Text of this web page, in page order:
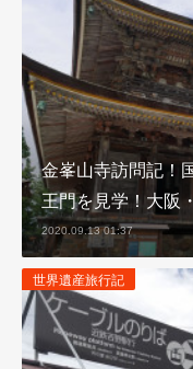
金峯山寺訪問記！
王門を見学！大阪
2020.09.13 01:37
世界遺産旅行記